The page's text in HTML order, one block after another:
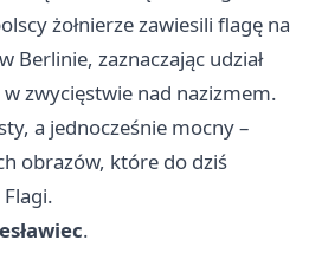
żołnierze zawiesili flagę na
Berlinie, zaznaczając udział
zwycięstwie nad nazizmem.
a jednocześnie mocny –
obrazów, które do dziś
.